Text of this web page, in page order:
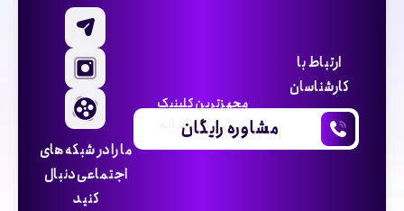
ارتباط با
کارشناسان
مشاوره رایگان
مجهزترین کلینیک
زیبایی خاورمیانه
ما را در شبکه های
اجتماعی دنبال
کنید